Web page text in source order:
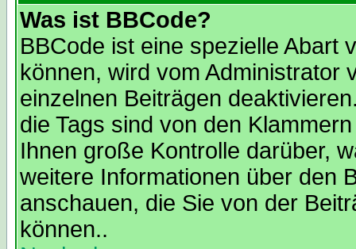
Was ist BBCode?
BBCode ist eine spezielle Abart
können, wird vom Administrator
einzelnen Beiträgen
die Tags sind von den
Ihnen große Kontrolle darüber,
weitere Informationen über den
anschauen, die Sie von der
können..